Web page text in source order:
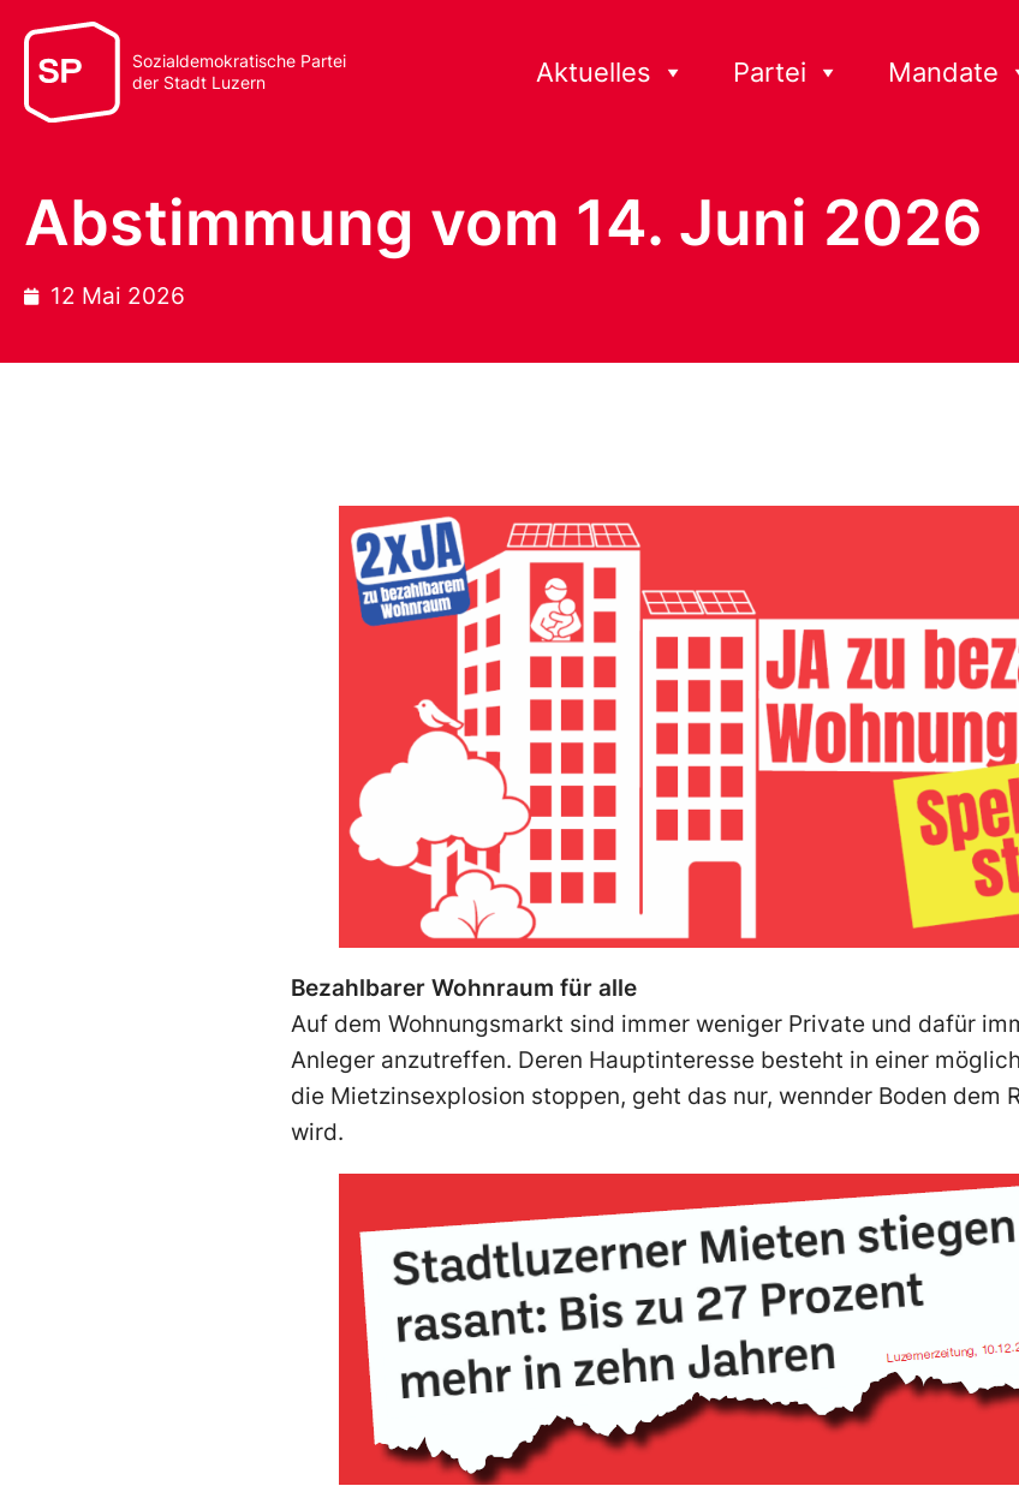
Sozialdemokratische Partei
der Stadt Luzern
Aktuelles Partei Mandate
Abstimmung vom 14. Juni 2026
12 Mai 2026
Bezahlbarer Wohnraum für alle
Auf dem Wohnungsmarkt sind immer weniger Private und dafür
Anleger anzutreffen. Deren Hauptinteresse besteht in einer
die Mietzinsexplosion stoppen, geht das nur, wennder Boden dem
wird.